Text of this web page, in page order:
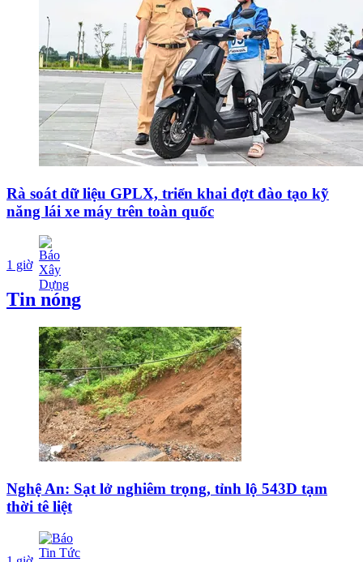
Rà soát dữ liệu GPLX, triển khai đợt đào tạo kỹ
năng lái xe máy trên toàn quốc
1 giờ
Tin nóng
Nghệ An: Sạt lở nghiêm trọng, tỉnh lộ 543D tạm
thời tê liệt